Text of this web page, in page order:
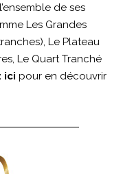
de ses
Les Grandes
Le Plateau
Le Quart Tranché
ici pour en découvrir